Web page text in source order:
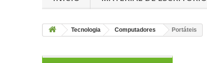
Tecnologia Computadores Portáteis